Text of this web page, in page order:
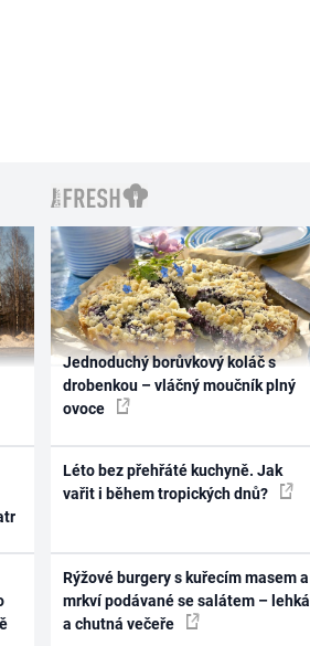
Jednoduchý borůvkový koláč s
drobenkou – vláčný moučník plný
ovoce
Léto bez přehřáté kuchyně. Jak
vařit i během tropických dnů?
Rýžové burgery s kuřecím masem a
mrkví podávané se salátem – lehká
a chutná večeře